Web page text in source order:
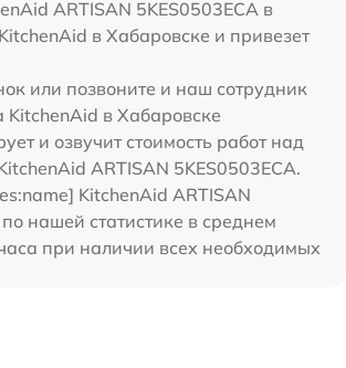
ARTISAN 5KES0503ECA в
в Хабаровске и привезет
или позвоните и наш сотрудник
KitchenAid в Хабаровске
и озвучит стоимость работ над
ARTISAN 5KES0503ECA.
KitchenAid ARTISAN
нашей статистике в среднем
при наличии всех необходимых